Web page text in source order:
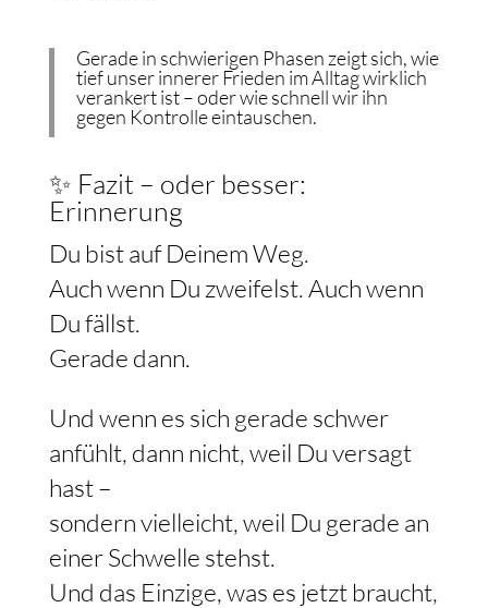
Gerade in schwierigen Phasen zeigt sich, wie
tief unser innerer Frieden im Alltag wirklich
verankert ist – oder wie schnell wir ihn
gegen Kontrolle eintauschen.
✨ Fazit – oder besser:
Erinnerung
Du bist auf Deinem Weg.
Auch wenn Du zweifelst. Auch wenn
Du fällst.
Gerade dann.
Und wenn es sich gerade schwer
anfühlt, dann nicht, weil Du versagt
hast –
sondern vielleicht, weil Du gerade an
einer Schwelle stehst.
Und das Einzige, was es jetzt braucht,